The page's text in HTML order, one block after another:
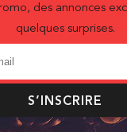
des annonces
quelques surprises.
S’INSCRIRE